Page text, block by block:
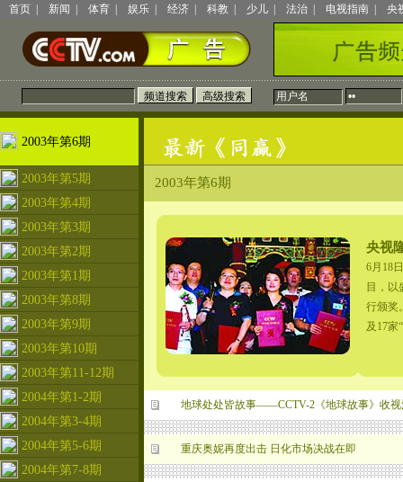
首页 新闻 体育 娱乐 经济 科教 少儿 法治 电视指南 央
2003年第6期
2003年第5期
2003年第4期
2003年第3期
2003年第2期
2003年第1期
2003年第8期
2003年第9期
2003年第10期
2003年第11-12期
2004年第1-2期
2004年第3-4期
2004年第5-6期
2004年第7-8期
2003年第6期
央视
6月18
目，以
行颁奖
及17家
地球处处皆故事——CCTV-2《地球故事》收视
重庆奥妮再度出击 日化市场决战在即